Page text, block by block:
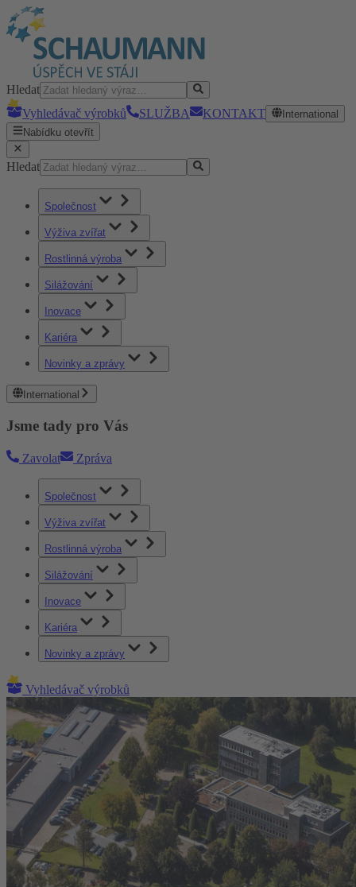
Hledat
Vyhledávač výrobků
SLUŽBA KONTAKT
International
Nabídku otevřít
Hledat
Společnost
Výživa zvířat
Rostlinná výroba
Silážování
Inovace
Kariéra
Novinky a zprávy
International
Jsme tady pro Vás
Zavolat Zpráva
Společnost
Výživa zvířat
Rostlinná výroba
Silážování
Inovace
Kariéra
Novinky a zprávy
Vyhledávač výrobků